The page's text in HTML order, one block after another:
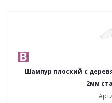
Шампур плоский с
2мм